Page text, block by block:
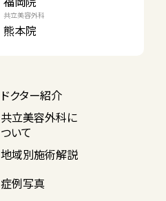
共立美容外科
熊本院
ドクター紹介
共立美容外科に
ついて
地域別施術解説
症例写真